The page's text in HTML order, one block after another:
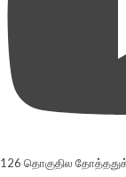
126 தொகுதில